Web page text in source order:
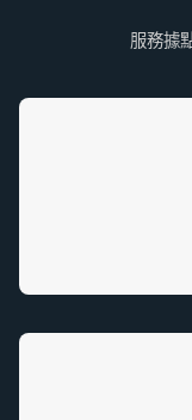
服務據